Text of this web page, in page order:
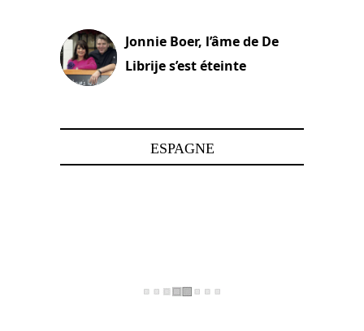
Jonnie Boer, l’âme de De
Librije s’est éteinte
ESPAGNE